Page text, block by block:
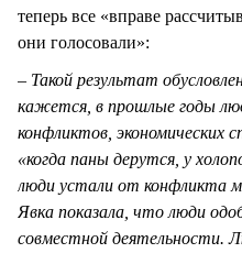
теперь все «вправе
они голосовали»:
– Такой результат
кажется, в прошлые годы
конфликтов, экономических
«когда паны дерутся, у
люди устали от конфликта
Явка показала, что люди
совместной деятельности.